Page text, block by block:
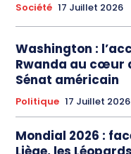
Société 17 Juillet 2026
Washington :
Rwanda au cœur
Sénat américain
Politique 17 Juillet 2026
Mondial 2026 :